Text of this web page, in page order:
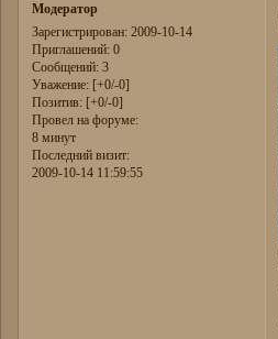
Модератор
Зарегистрирован: 2009-10-14
Приглашений:0
Сообщений:3
Уважение: [+0/-0]
Позитив: [+0/-0]
Провел на форуме:
8 минут
Последний визит:
2009-10-14 11:59:55